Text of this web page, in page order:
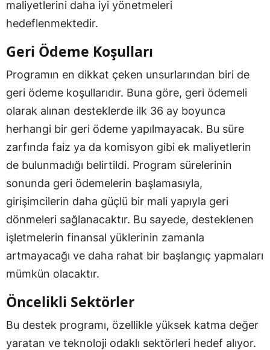
maliyetlerini daha iyi yönetmeleri
hedeflenmektedir.
Geri Ödeme Koşulları
Programın en dikkat çeken unsurlarından biri de
geri ödeme koşullarıdır. Buna göre, geri ödemeli
olarak alınan desteklerde ilk 36 ay boyunca
herhangi bir geri ödeme yapılmayacak. Bu süre
zarfında faiz ya da komisyon gibi ek maliyetlerin
de bulunmadığı belirtildi. Program sürelerinin
sonunda geri ödemelerin başlamasıyla,
girişimcilerin daha güçlü bir mali yapıyla geri
dönmeleri sağlanacaktır. Bu sayede, desteklenen
işletmelerin finansal yüklerinin zamanla
artmayacağı ve daha rahat bir başlangıç yapmaları
mümkün olacaktır.
Öncelikli Sektörler
Bu destek programı, özellikle yüksek katma değer
yaratan ve teknoloji odaklı sektörleri hedef alıyor.